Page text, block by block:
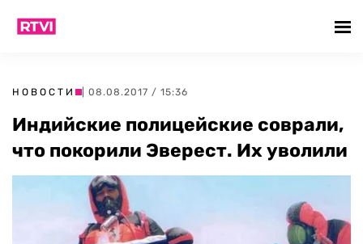
НОВОСТИ | 08.08.2017 / 15:36
Индийские полицейские соврали,
что покорили Эверест. Их уволили